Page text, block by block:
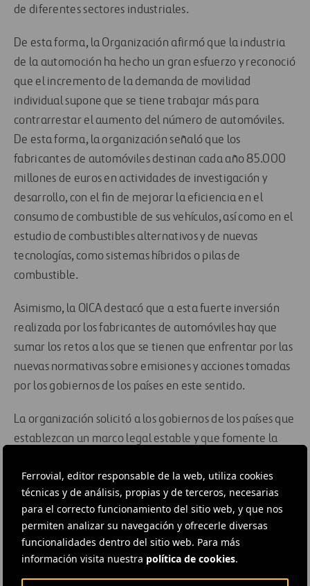
Ferrovial, editor responsable de la web, utiliza cookies
técnicas y de análisis, propias y de terceros, necesarias
para el correcto funcionamiento del sitio web, y que nos
permiten analizar su navegación y ofrecerle diversas
funcionalidades dentro del sitio web. Para más
información visita nuestra política de cookies.
de diferentes sectores industriales.
De esta forma, la Organización afirmó que la industria
de la automoción ha hecho un gran esfuerzo y reconoció
que el incremento de la demanda de movilidad
individual supone que se tiene trabajar más para
contrarrestar el aumento del número de automóviles.
De esta forma, la organización señaló que los
fabricantes de automóviles destinan cada año 85.000
millones de euros en actividades de investigación y
desarrollo, con el fin de mejorar la eficiencia en el
consumo de combustible de sus vehículos, así como en el
estudio de combustibles alternativos y de nuevas
tecnologías, como sistemas híbridos o pilas de
combustible.
Asimismo, la OICA destacó que a esta fuerte inversión
realizada por los fabricantes de automóviles hay que
sumar los retos a los que se tienen que enfrentar por las
nuevas normativas sobre emisiones y acciones tomadas
por los gobiernos de los países en este sentido.
La organización solicitó a los gobiernos de los países que
establezcan un marco legal estable y que fomente la
inversiones a largo plazo para mejorar la eficiencia en
el consumo de combustible. OICA señaló que estas
medidas asegurarían la renovación del actual parque de
automóviles por uno más moderno, seguro y respetuoso
con el medio ambiente.